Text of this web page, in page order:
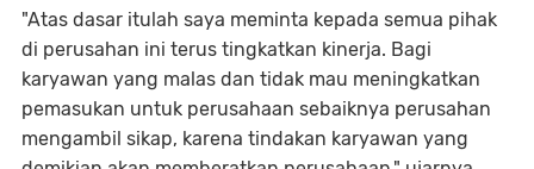
"Atas dasar itulah saya meminta kepada semua pihak
di perusahan ini terus tingkatkan kinerja. Bagi
karyawan yang malas dan tidak mau meningkatkan
pemasukan untuk perusahaan sebaiknya perusahan
mengambil sikap, karena tindakan karyawan yang